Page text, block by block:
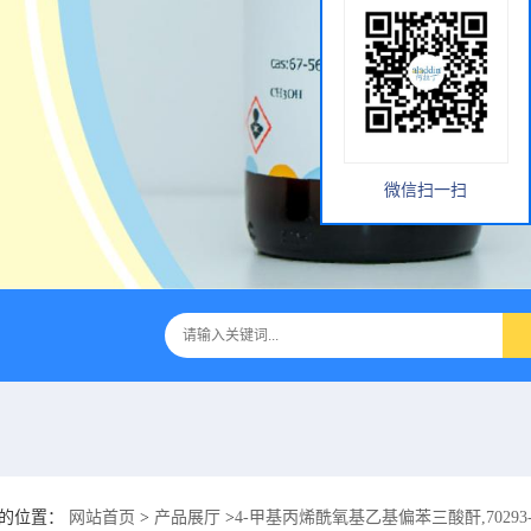
位置： 网站首页 > 产品展厅 >4-甲基丙烯酰氧基乙基偏苯三酸酐
微信扫一扫